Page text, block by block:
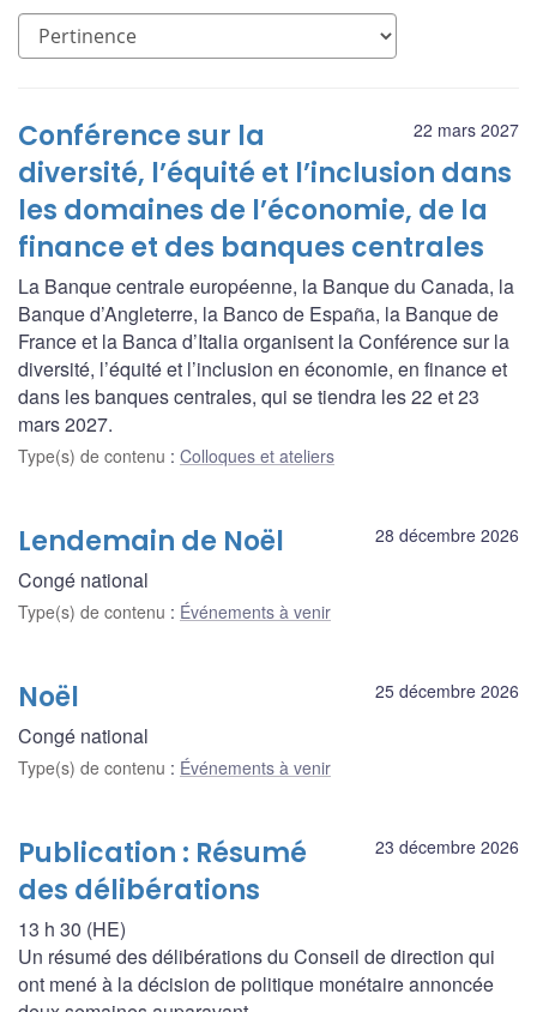
22 mars 2027
Conférence sur la
diversité, l’équité et l’inclusion dans
les domaines de l’économie, de la
finance et des banques centrales
La Banque centrale européenne, la Banque du Canada, la
Banque d’Angleterre, la Banco de España, la Banque de
France et la Banca d’Italia organisent la Conférence sur la
diversité, l’équité et l’inclusion en économie, en finance et
dans les banques centrales, qui se tiendra les 22 et 23
mars 2027.
Type(s) de contenu : Colloques et ateliers
28 décembre 2026
Lendemain de Noël
Congé national
Type(s) de contenu : Événements à venir
25 décembre 2026
Noël
Congé national
Type(s) de contenu : Événements à venir
23 décembre 2026
Publication : Résumé
des délibérations
13 h 30 (HE)
Un résumé des délibérations du Conseil de direction qui
ont mené à la décision de politique monétaire annoncée